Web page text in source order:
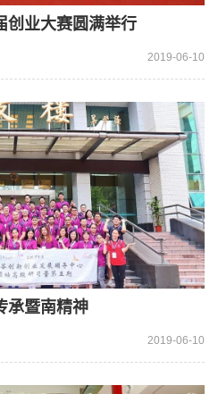
创业大赛圆满举行
2019-06-10
承暨南精神
2019-06-10